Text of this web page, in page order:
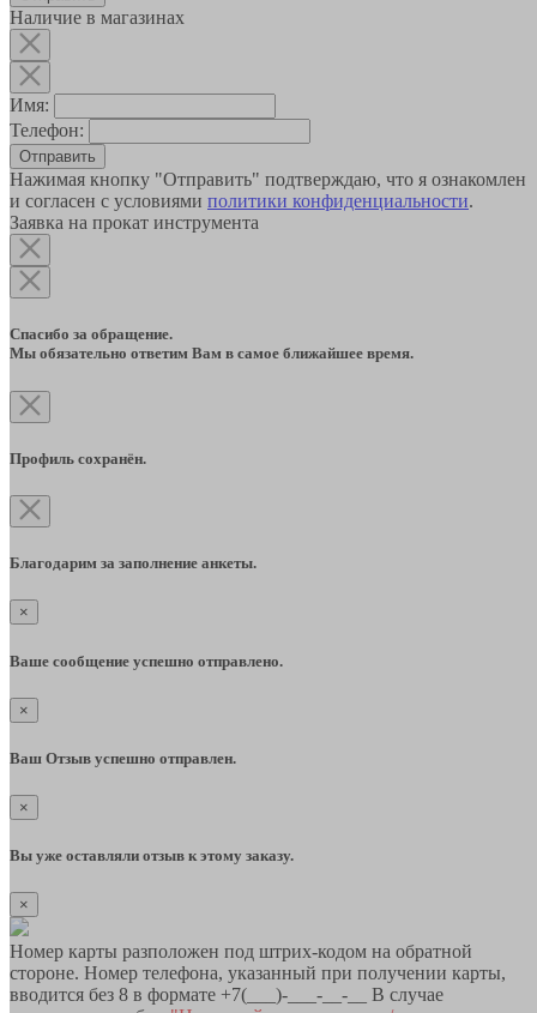
Наличие в магазинах
Имя:
Телефон:
Отправить
Нажимая кнопку "Отправить" подтверждаю, что я ознакомлен
и согласен с условиями политики конфиденциальности.
Заявка на прокат инструмента
Спасибо за обращение.
Мы обязательно ответим Вам в самое ближайшее время.
Профиль сохранён.
Благодарим за заполнение анкеты.
×
Ваше сообщение успешно отправлено.
×
Ваш Отзыв успешно отправлен.
×
Вы уже оставляли отзыв к этому заказу.
×
Номер карты разположен под штрих-кодом на обратной
стороне. Номер телефона, указанный при получении карты,
вводится без 8 в формате +7(___)-___-__-__ В случае